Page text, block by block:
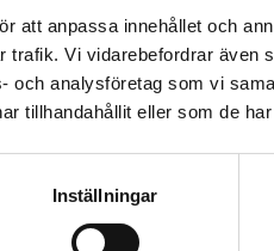
att anpassa innehållet och
Vi vidarebefordrar även
och analysföretag som vi
tillhandahållit eller som de
Inställningar